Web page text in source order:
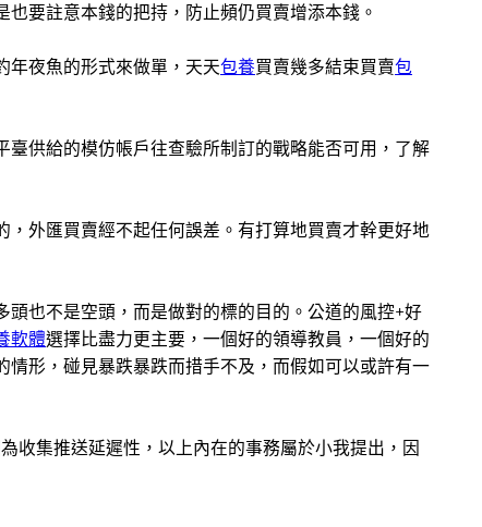
要註意本錢的把持，防止頻仍買賣增添本錢。
夜魚的形式來做單，天天包養買賣幾多結束買賣包
供給的模仿帳戶往查驗所制訂的戰略能否可用，了解
外匯買賣經不起任何誤差。有打算地買賣才幹更好地
頭也不是空頭，而是做對的標的目的。公道的風控+好
軟體選擇比盡力更主要，一個好的領導教員，一個好的
情形，碰見暴跌暴跌而措手不及，而假如可以或許有一
收集推送延遲性，以上內在的事務屬於小我提出，因